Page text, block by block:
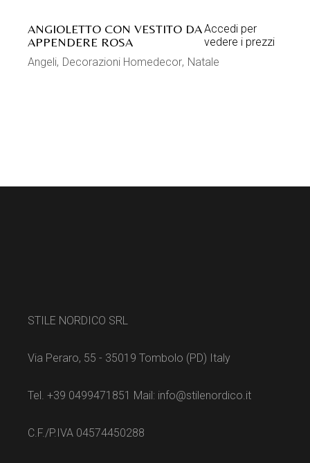
ANGIOLETTO CON VESTITO DA
APPENDERE ROSA
Accedi per
vedere i prezzi
Angeli Decorazioni Homedecor Natale
STILE NORDICO SRL
Via Peraro, 55 - 35019 Tombolo (PD) Italy
Tel. +39 0499471851 Mail: info@stilenordico.it
C.F./P.IVA 04574450288